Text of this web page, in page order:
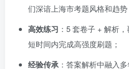
们深谙上海市考题风格和趋势
高效练习 ：5 套卷子 + 解析
短时间内完成高强度刷题；
经验传承 ：答案解析中融入